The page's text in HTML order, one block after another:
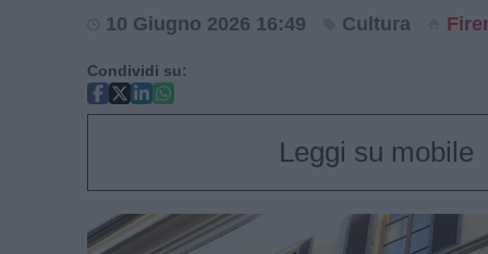
10 Giugno 2026 16:49 Cultura
Condividi su:
Leggi su mobile